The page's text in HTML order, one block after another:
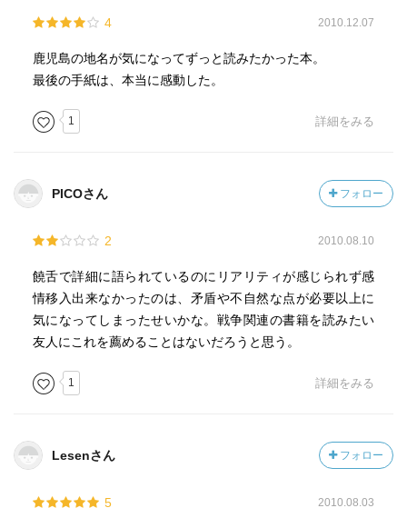
4 2010.12.07
鹿児島の地名が気になってずっと読みたかった本。
最後の手紙は、本当に感動した。
1 詳細をみる
PICOさん フォロー
2 2010.08.10
饒舌で詳細に語られているのにリアリティが感じられず感
情移入出来なかったのは、矛盾や不自然な点が必要以上に
気になってしまったせいかな。戦争関連の書籍を読みたい
友人にこれを薦めることはないだろうと思う。
1 詳細をみる
Lesenさん フォロー
5 2010.08.03